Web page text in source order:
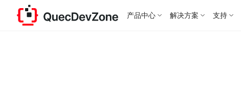
产品中心 解决方案 支持